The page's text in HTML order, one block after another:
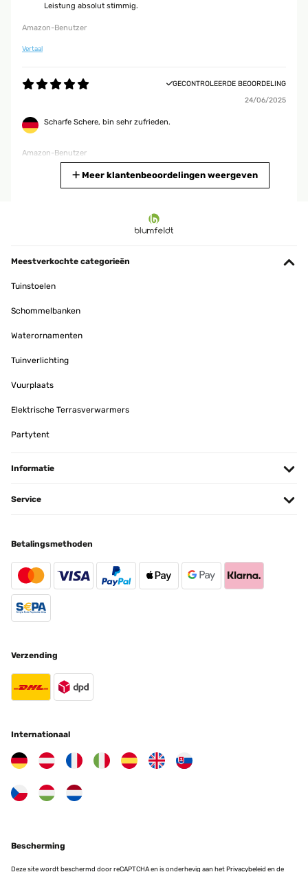
Leistung absolut stimmig.
Amazon-Benutzer
Vertaal
GECONTROLEERDE BEOORDELING
24/06/2025
Scharfe Schere, bin sehr zufrieden.
Amazon-Benutzer
Vertaal
GECONTROLEERDE BEOORDELING
Coupe parfaitement tout tissu épais
Utilisateur d'Amazon
Vertaal
die erste nach ein paar Jahren für das Schneiden von Stoffen zu
stumpf geworden war. Sie ist nicht zu schwer, liegt gut in der Hand
Amazon-Benutzer
Meer klantenbeoordelingen weergeven
Meestverkochte categorieën
Tuinstoelen
Schommelbanken
Waterornamenten
Tuinverlichting
Vuurplaats
Elektrische Terrasverwarmers
Partytent
Informatie
Service
Betalingsmethoden
Verzending
Internationaal
Bescherming
Deze site wordt beschermd door reCAPTCHA en is onderhevig aan hetPrivacybeleid en de